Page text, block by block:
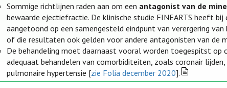
Sommige richtlijnen raden aan om een antagonist van de
bewaarde ejectiefractie. De klinische studie FINEARTS heeft
aangetoond op een samengesteld eindpunt van verergering
of die resultaten ook gelden voor andere antagonisten van de
De behandeling moet daarnaast vooral worden toegespitst
adequaat behandelen van comorbiditeiten, zoals coronair
pulmonaire hypertensie [zie Folia december 2020].